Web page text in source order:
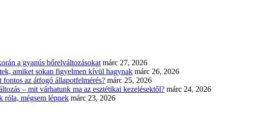
a gyanús bőrelváltozásokat márc 27, 2026
amiket sokan figyelmen kívül hagynak márc 26, 2026
fontos az átfogó állapotfelmérés? márc 25, 2026
– mit várhatunk ma az esztétikai kezelésektől? márc 24, 2026
róla, mégsem lépnek márc 23, 2026